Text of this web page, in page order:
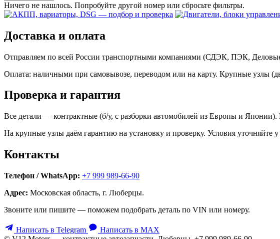
Ничего не нашлось. Попробуйте другой номер или сбросьте фильтры.
Доставка и оплата
Отправляем по всей России транспортными компаниями (СДЭК, ПЭК,
Оплата: наличными при самовывозе, переводом или на карту. Крупные узлы
Проверка и гарантия
Все детали — контрактные (б/у, с разборки автомобилей из Европы и
На крупные узлы даём гарантию на установку и проверку. Условия уточняйте
Контакты
Телефон / WhatsApp: +7 999 989-66-90
Адрес: Московская область, г. Люберцы.
Звоните или пишите — поможем подобрать деталь по VIN или номеру.
Написать в Telegram
Написать в MAX